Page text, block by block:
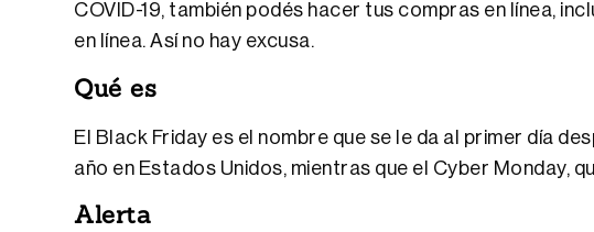
COVID-19, también podés hacer tus compras en línea,
en línea. Así no hay excusa.
Qué es
El Black Friday es el nombre que se le da al primer día
año en Estados Unidos, mientras que el Cyber Monday,
Alerta